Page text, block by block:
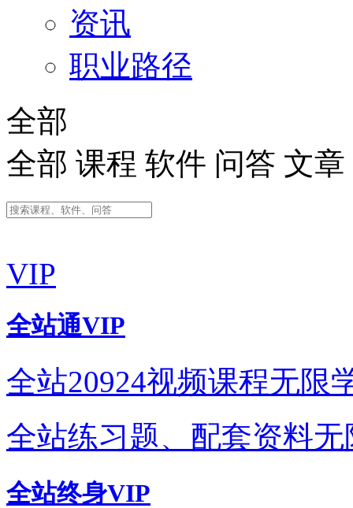
资讯
职业路径
全部
全部 课程 软件 问答 文章
VIP
全站通VIP
全站20924视频课程无限
全站练习题、配套资料无
全站终身VIP